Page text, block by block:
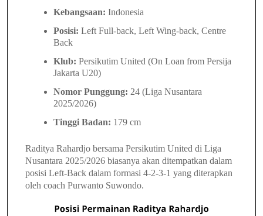
Kebangsaan: Indonesia
Posisi: Left Full-back, Left Wing-back, Centre
Back
Klub: Persikutim United (On Loan from Persija
Jakarta U20)
Nomor Punggung: 24 (Liga Nusantara
2025/2026)
Tinggi Badan: 179 cm
Raditya Rahardjo bersama Persikutim United di Liga
Nusantara 2025/2026 biasanya akan ditempatkan dalam
posisi Left-Back dalam formasi 4-2-3-1 yang diterapkan
oleh coach Purwanto Suwondo.